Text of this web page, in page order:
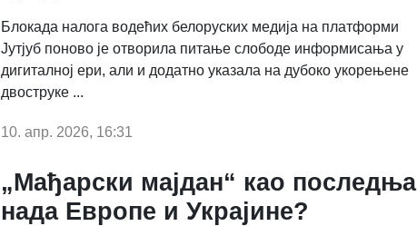
Блокада налога водећих белоруских медија на платформи
Јутјуб поново је отворила питање слободе информисања у
дигиталној ери, али и додатно указала на дубоко укорењене
двоструке ...
10. апр. 2026, 16:31
„Мађарски мајдан“ као последња
нада Европе и Украјине?